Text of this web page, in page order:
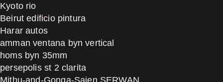
Kyoto rio
Beirut edificio pintura
Harar autos
amman ventana byn vertical
homs byn 35mm
persepolis st 2 clarita
Mithu-and-Gonga-Saien SERWAN